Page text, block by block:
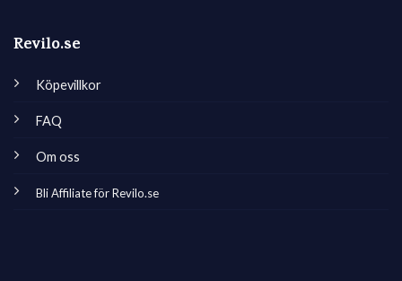
Revilo.se
Köpevillkor
FAQ
Om oss
Bli Affiliate för Revilo.se